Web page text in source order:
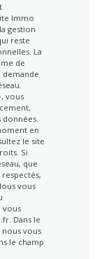
Immo
gestion
reste
La
de
demande
vous
en
le site
Si
que
vous
vous
. Dans le
vous
le champ